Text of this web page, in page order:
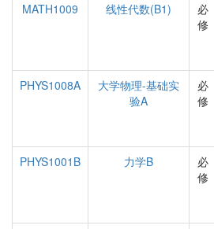
MATH1009
线性代数(B1)
必
修
PHYS1008A
大学物理-基础实
验A
必
修
PHYS1001B
力学B
必
修